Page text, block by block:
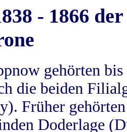
- 1866
gehörten
die beiden
Früher
Doderlage